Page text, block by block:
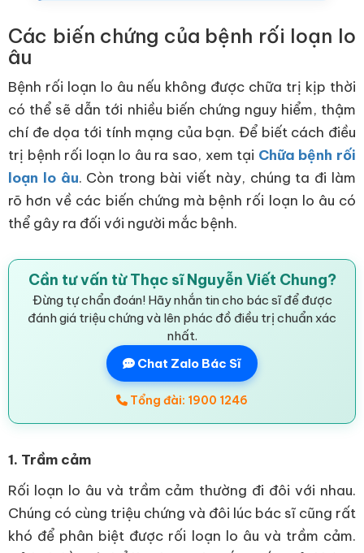
Các biến chứng của bệnh rối loạn lo
âu
Bệnh rối loạn lo âu nếu không được chữa trị kịp thời
có thể sẽ dẫn tới nhiều biến chứng nguy hiểm, thậm
chí đe dọa tới tính mạng của bạn. Để biết cách điều
trị bệnh rối loạn lo âu ra sao, xem tại Chữa bệnh rối
loạn lo âu. Còn trong bài viết này, chúng ta đi làm
rõ hơn về các biến chứng mà bệnh rối loạn lo âu có
thể gây ra đối với người mắc bệnh.
Cần tư vấn từ Thạc sĩ Nguyễn Viết Chung?
Đừng tự chẩn đoán! Hãy nhắn tin cho bác sĩ để được
đánh giá triệu chứng và lên phác đồ điều trị chuẩn xác
nhất.
Chat Zalo Bác Sĩ
Tổng đài: 1900 1246
1. Trầm cảm
Rối loạn lo âu và trầm cảm thường đi đôi với nhau.
Chúng có cùng triệu chứng và đôi lúc bác sĩ cũng rất
khó để phân biệt được rối loạn lo âu và trầm cảm.